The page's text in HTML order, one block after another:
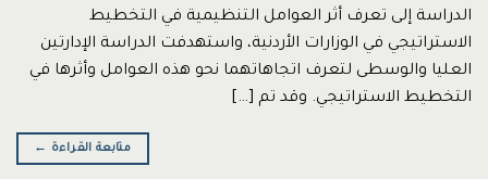
الدراسة إلى تعرف أثر العوامل التنظيمية في التخطيط
الاستراتيجي في الوزارات الأردنية، واستهدفت الدراسة الإدارتين
العليا والوسطى لتعرف اتجاهاتهما نحو هذه العوامل وأثرها في
التخطيط الاستراتيجي. وقد تم […]
متابعة القراءة ←